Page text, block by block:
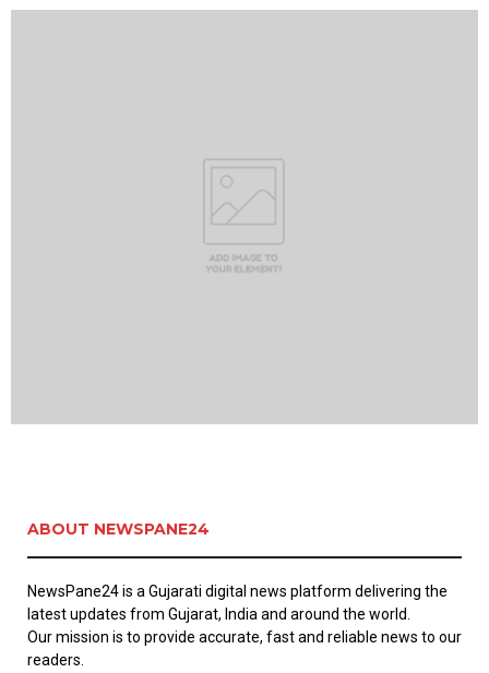
ABOUT NEWSPANE24
NewsPane24 is a Gujarati digital news platform delivering the
latest updates from Gujarat, India and around the world.
Our mission is to provide accurate, fast and reliable news to our
readers.